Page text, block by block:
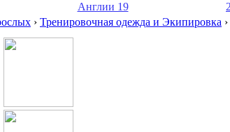
› Тренировочная одежда и Экипировка ›